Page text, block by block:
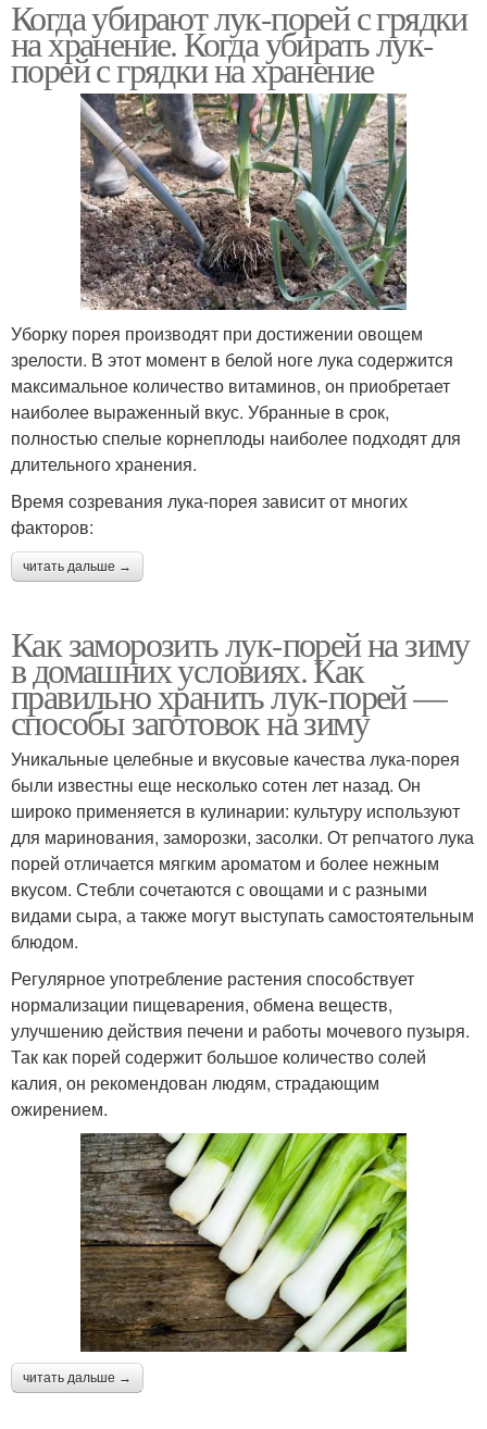
Когда убирают лук-порей с грядки
на хранение. Когда убирать лук-
порей с грядки на хранение
Уборку порея производят при достижении овощем
зрелости. В этот момент в белой ноге лука содержится
максимальное количество витаминов, он приобретает
наиболее выраженный вкус. Убранные в срок,
полностью спелые корнеплоды наиболее подходят для
длительного хранения.
Время созревания лука-порея зависит от многих
факторов:
читать дальше →
Как заморозить лук-порей на зиму
в домашних условиях. Как
правильно хранить лук-порей —
способы заготовок на зиму
Уникальные целебные и вкусовые качества лука-порея
были известны еще несколько сотен лет назад. Он
широко применяется в кулинарии: культуру используют
для маринования, заморозки, засолки. От репчатого лука
порей отличается мягким ароматом и более нежным
вкусом. Стебли сочетаются с овощами и с разными
видами сыра, а также могут выступать самостоятельным
блюдом.
Регулярное употребление растения способствует
нормализации пищеварения, обмена веществ,
улучшению действия печени и работы мочевого пузыря.
Так как порей содержит большое количество солей
калия, он рекомендован людям, страдающим
ожирением.
читать дальше →